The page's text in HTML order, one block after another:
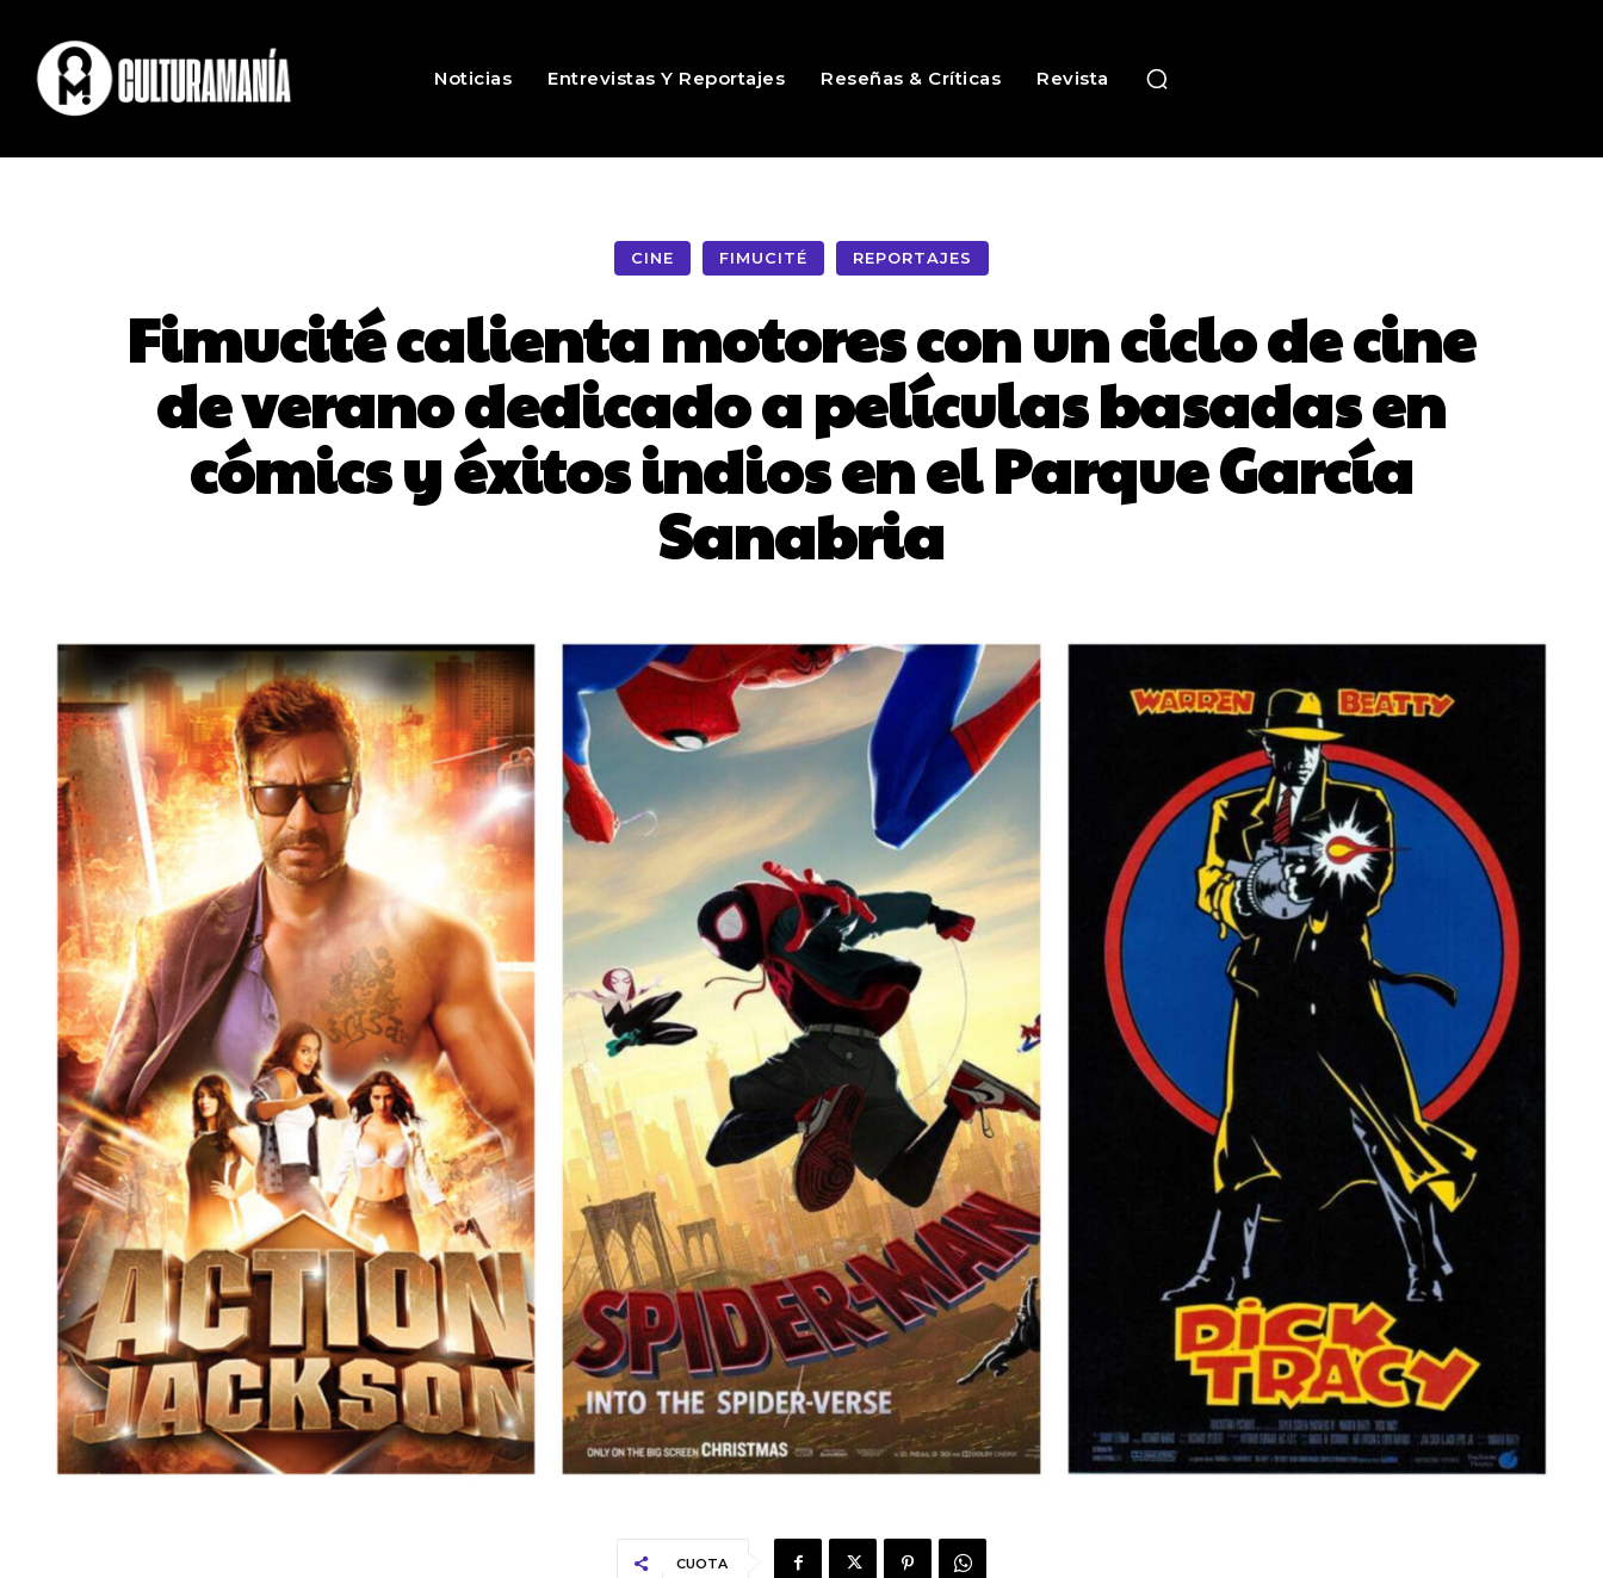
Noticias Entrevistas Y Reportajes Reseñas & Críticas Revista
CINE FIMUCITÉ REPORTAJES
Fimucité calienta motores con un ciclo de cine
de verano dedicado a películas basadas en
cómics y éxitos indios en el Parque García
Sanabria
CUOTA